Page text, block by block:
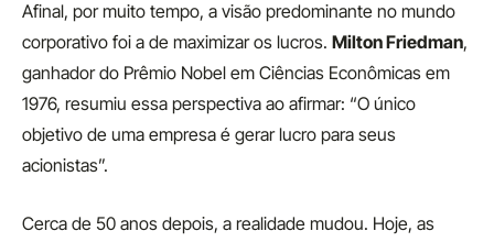
Afinal, por muito tempo, a visão predominante no mundo
corporativo foi a de maximizar os lucros. Milton Friedman,
ganhador do Prêmio Nobel em Ciências Econômicas em
1976, resumiu essa perspectiva ao afirmar: “O único
objetivo de uma empresa é gerar lucro para seus
acionistas”.
Cerca de 50 anos depois, a realidade mudou. Hoje, as